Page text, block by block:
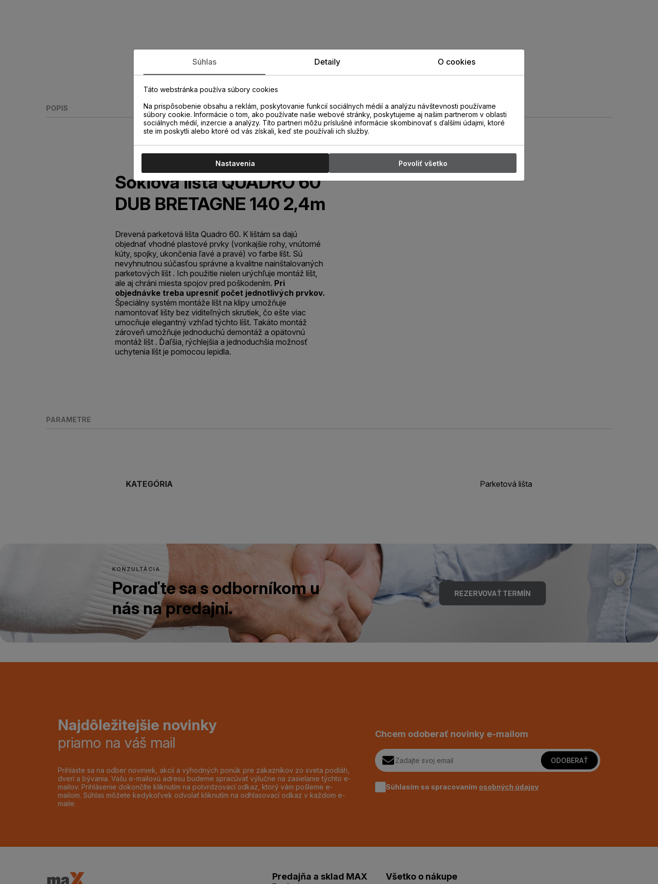
POPIS
Soklová lišta QUADRO 60
DUB BRETAGNE 140 2,4m
Drevená parketová lišta Quadro 60. K lištám sa dajú
objednať vhodné plastové prvky (vonkajšie rohy, vnútorné
kúty, spojky, ukončenia ľavé a pravé) vo farbe líšt. Sú
nevyhnutnou súčasťou správne a kvalitne nainštalovaných
parketových líšt . Ich použitie nielen urýchľuje montáž líšt,
ale aj chráni miesta spojov pred poškodením. Pri
objednávke treba upresniť počet jednotlivých prvkov.
Špeciálny systém montáže líšt na klipy umožňuje
namontovať lišty bez viditeľných skrutiek, čo ešte viac
umocňuje elegantný vzhľad týchto líšt. Takáto montáž
zároveň umožňuje jednoduchú demontáž a opätovnú
montáž líšt . Ďaľšia, rýchlejšia a jednoduchšia možnosť
uchytenia líšt je pomocou lepidla.
PARAMETRE
KATEGÓRIA Parketová lišta
KONZULTÁCIA
Poraďte sa s odborníkom u
nás na predajni.
REZERVOVAŤ TERMÍN
Najdôležitejšie novinky
priamo na váš mail
Prihláste sa na odber noviniek, akcií a výhodných ponúk pre zákazníkov zo sveta podláh,
dverí a bývania. Vašu e-mailovú adresu budeme spracúvať výlučne na zasielanie týchto e-
mailov. Prihlásenie dokončíte kliknutím na potvrdzovací odkaz, ktorý vám pošleme e-
mailom. Súhlas môžete kedykoľvek odvolať kliknutím na odhlasovací odkaz v každom e-
maile.
Chcem odoberať novinky e-mailom
ODOBERAŤ
Súhlasím so spracovaním osobných údajov
Predajňa a sklad MAX
Všetko o nákupe
Súhlas Detaily O cookies
Táto webstránka používa súbory cookies
Na prispôsobenie obsahu a reklám, poskytovanie funkcií sociálnych médií a analýzu návštevnosti používame
súbory cookie. Informácie o tom, ako používate naše webové stránky, poskytujeme aj našim partnerom v oblasti
sociálnych médií, inzercie a analýzy. Títo partneri môžu príslušné informácie skombinovať s ďalšími údajmi, ktoré
ste im poskytli alebo ktoré od vás získali, keď ste používali ich služby.
Nastavenia Povoliť všetko